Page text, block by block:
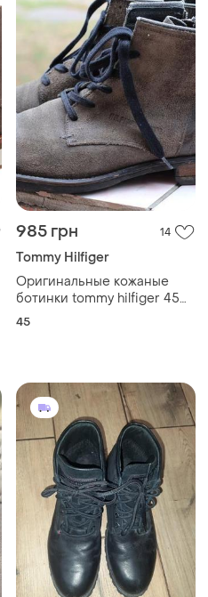
985 грн 14
Tommy Hilfiger
Оригинальные кожаные
ботинки tommy hilfiger 45
разм
45